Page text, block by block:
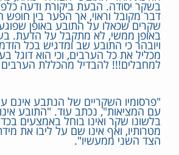
בשקר יסודה. הבעת ביקורת ודעה
דבר מקובל וראוי, אך הפער בין חופש
שקרים שכאלו על התובע באופן
באופן ממשי, לא מתקבל על הדעת.
ויובהר כי התובע שב ומדגיש בכל
מכליל את כל הערבים, וכי הוא דוגל
למחבלים!!! להבדיל מהכללת הערבים
"פרסומיו השקריים של הנתבע אינם
עם המציאות", נכתב עוד. "התובע
בלשונו שקר ואינו בוחל באמצעים
מטרותיו, ואף אינו שם על ליבו את
הצד השני ממעשיו".